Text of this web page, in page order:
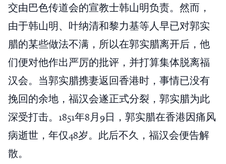
交由巴色传道会的宣教士韩山明负责。然而，
由于韩山明、叶纳清和黎力基等人早已对郭实
腊的某些做法不满，所以在郭实腊离开后，他
们便对他作出严厉的批评，并打算集体脱离福
汉会。当郭实腊携妻返回香港时，事情已没有
挽回的余地，福汉会遂正式分裂，郭实腊为此
深受打击。1851年8月9日，郭实腊在香港因痛风
病逝世，年仅48岁。此后不久，福汉会便告解
散。